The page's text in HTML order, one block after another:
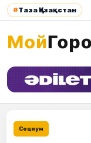
#Таза Қазақстан
Социум